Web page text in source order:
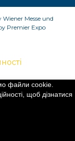
Messe und
Premier Expo
by Premier Expo
файли cookie.
щоб дізнатися